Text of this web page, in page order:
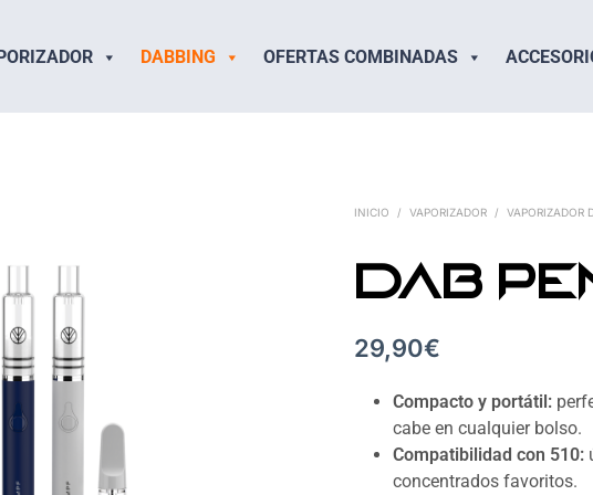
DABBING OFERTAS COMBINADAS
INICIO / VAPORIZADOR / VAPORIZADOR
DAB
29,90€
Compacto y portátil:
cabe en cualquier bolso.
Compatibilidad con 510:
concentrados favoritos.